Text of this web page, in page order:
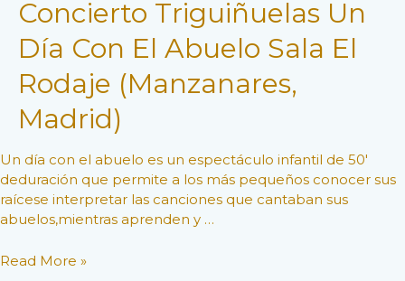
Concierto Triguiñuelas Un
Día Con El Abuelo Sala El
Rodaje (Manzanares,
Madrid)
Un día con el abuelo es un espectáculo infantil de 50′
deduración que permite a los más pequeños conocer sus
raícese interpretar las canciones que cantaban sus
abuelos,mientras aprenden y …
Concierto
Read More »